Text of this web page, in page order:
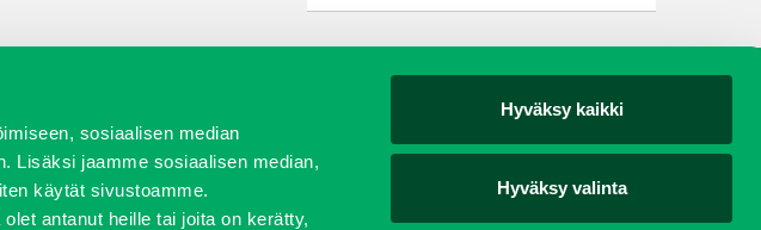
sosiaalisen median
Lisäksi jaamme sosiaalisen median,
käytät sivustoamme.
antanut heille tai joita on kerätty,
Hyväksy kaikki
Hyväksy valinta
Jälleenmyyjät